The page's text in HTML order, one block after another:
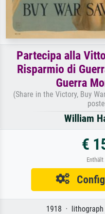
Partecipa alla
Risparmio di
Guerra
(Share in the Victory, Buy
William
€
Enthält
1918 · lithograph